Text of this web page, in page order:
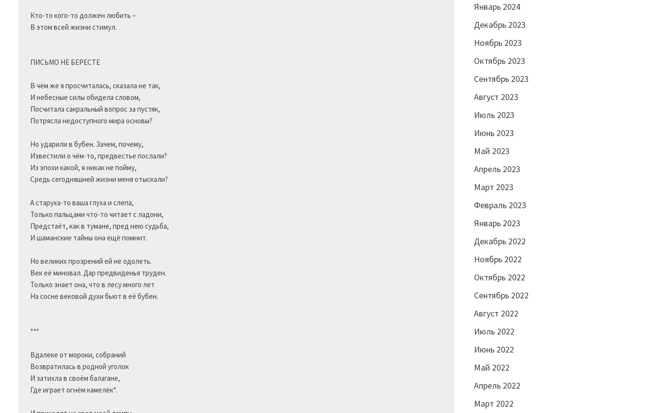
Кто-то кого-то должен любить –
В этом всей жизни стимул.
ПИСЬМО НЕ БЕРЕСТЕ
В чём же я просчиталась, сказала не так,
И небесные силы обидела словом,
Посчитала сакральный вопрос за пустяк,
Потрясла недоступного мира основы?
Но ударили в бубен. Зачем, почему,
Известили о чём-то, предвестье послали?
Из эпохи какой, я никак не пойму,
Средь сегодняшней жизни меня отыскали?
А старуха-то ваша глуха и слепа,
Только пальцами что-то читает с ладони,
Предстаёт, как в тумане, пред нею судьба,
И шаманские тайны она ещё помнит.
Но великих прозрений ей не одолеть.
Век её миновал. Дар предвиденья труден.
Только знает она, что в лесу много лет
На сосне вековой духи бьют в её бубен.
***
Вдалеке от мороки, собраний
Возвратилась в родной уголок
И затихла в своём балагане,
Где играет огнём камелёк*.
Январь 2024
Декабрь 2023
Ноябрь 2023
Октябрь 2023
Сентябрь 2023
Август 2023
Июль 2023
Июнь 2023
Май 2023
Апрель 2023
Март 2023
Февраль 2023
Январь 2023
Декабрь 2022
Ноябрь 2022
Октябрь 2022
Сентябрь 2022
Август 2022
Июль 2022
Июнь 2022
Май 2022
Апрель 2022
Март 2022